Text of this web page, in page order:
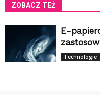
ZOBACZ TEŻ
E-
Technologie